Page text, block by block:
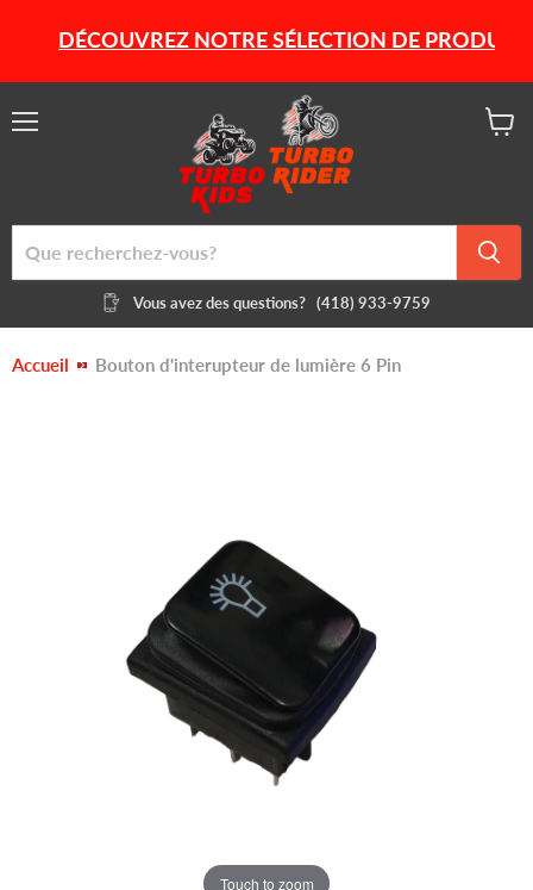
DÉCOUVREZ NOTRE SÉLECTION DE PRODUITS
Vous avez des questions? (418) 933-9759
Accueil Bouton d'interupteur de lumière 6 Pin
Touch to zoom